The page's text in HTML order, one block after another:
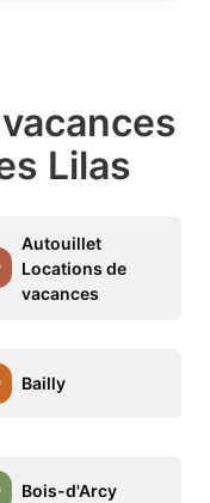
Lilas
Autouillet
Locations de
vacances
Bailly
Bois-d'Arcy